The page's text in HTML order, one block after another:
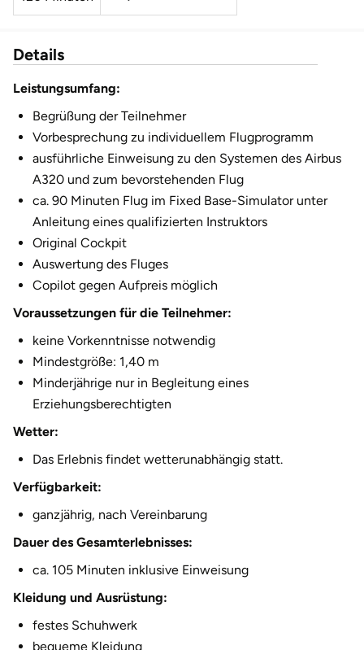
Details
Leistungsumfang:
Begrüßung der Teilnehmer
Vorbesprechung zu individuellem Flugprogramm
ausführliche Einweisung zu den Systemen des Airbus
A320 und zum bevorstehenden Flug
ca. 90 Minuten Flug im Fixed Base-Simulator unter
Anleitung eines qualifizierten Instruktors
Original Cockpit
Auswertung des Fluges
Copilot gegen Aufpreis möglich
Voraussetzungen für die Teilnehmer:
keine Vorkenntnisse notwendig
Mindestgröße: 1,40 m
Minderjährige nur in Begleitung eines
Erziehungsberechtigten
Wetter:
Das Erlebnis findet wetterunabhängig statt.
Verfügbarkeit:
ganzjährig, nach Vereinbarung
Dauer des Gesamterlebnisses:
ca. 105 Minuten inklusive Einweisung
Kleidung und Ausrüstung:
festes Schuhwerk
bequeme Kleidung
Fürstenfeldbruck
Fürth
Geiselwind
Gelnhausen
Gera
Gersfeld
Gotha
Görlitz
Halle
Hamburg
Hanau
Hannover
Haßfurt
Heidenheim